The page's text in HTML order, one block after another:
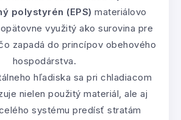
polystyrén (EPS) materiálovo
využitý ako surovina pre
zapadá do princípov obehového
hospodárstva.
hľadiska sa pri chladiacom
nielen použitý materiál, ale aj
systému predísť stratám